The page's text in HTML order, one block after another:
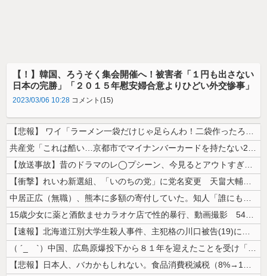
【！】韓国、ろうそく集会開催へ！被害者「１円も出さない
日本の完勝」「２０１５年慰安婦合意よりひどい外交惨事」
2023/03/06 10:28 コメント(15)
【悲報】 ワイ「ラーメン一袋だけじゃ足らんわ！二袋作ったろ！」→結果ｗ...
共産党「これは酷い…京都市でマイナンバーカードを持たない29万人がポイ...
【放送事故】昔のドラマのレ◯プシーン、今見るとアウトすぎる・・・
【衝撃】れいわ新選組、「いのちの党」に党名変更 天畠大輔氏が共同代表へ
中居正広（無職）、熊本に多額の寄付していた。知人「誰にも知られなくても...
15歳少女に薬と酒飲ませカラオケ店で性的暴行、動画撮影 54歳無職を再...
【速報】北海道江別大学生殺人事件、主犯格の川口被告(19)に無期懲役の...
（ ´_ゝ`）中国、広島原爆投下から８１年を迎えたことを受け「日本は原...
【悲報】日本人、バカかもしれない。食品消費税減税（8%→1%）に93....